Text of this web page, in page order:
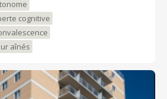
distinction a été décernée par
regroupement volontaire
cognitive
aînés